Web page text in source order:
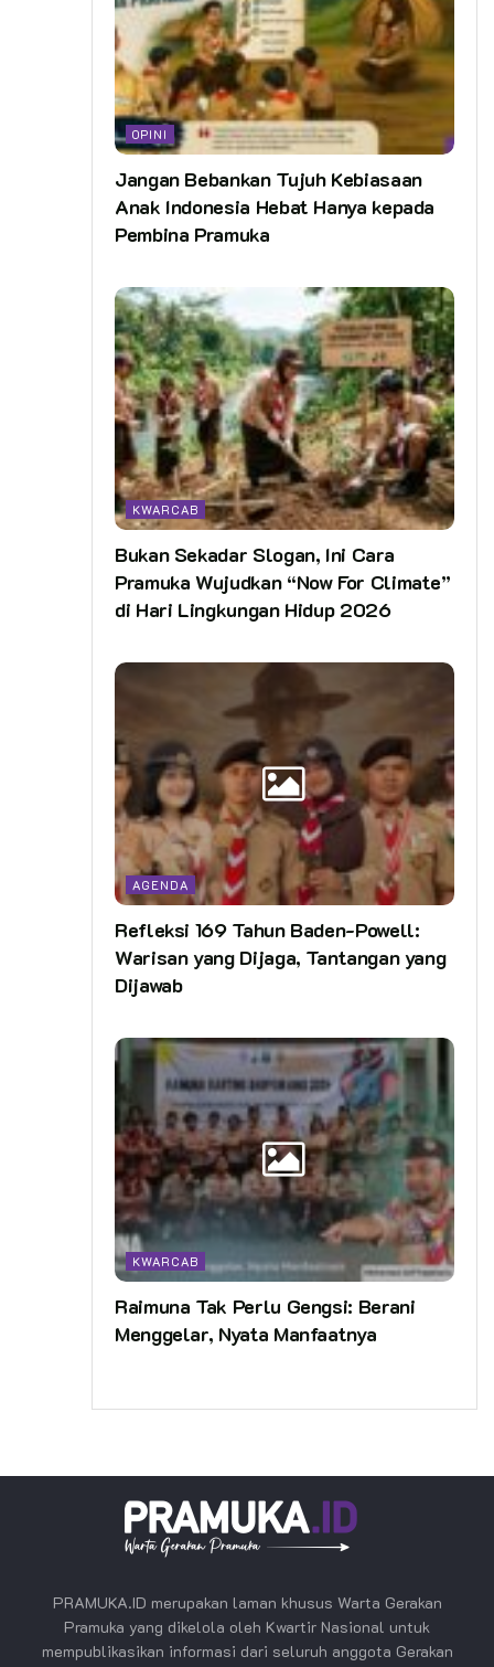
OPINI
Jangan Bebankan Tujuh Kebiasaan
Anak Indonesia Hebat Hanya kepada
Pembina Pramuka
KWARCAB
Bukan Sekadar Slogan, Ini Cara
Pramuka Wujudkan “Now For Climate”
di Hari Lingkungan Hidup 2026
AGENDA
Refleksi 169 Tahun Baden-Powell:
Warisan yang Dijaga, Tantangan yang
Dijawab
KWARCAB
Raimuna Tak Perlu Gengsi: Berani
Menggelar, Nyata Manfaatnya
PRAMUKA.ID merupakan laman khusus Warta Gerakan
Pramuka yang dikelola oleh Kwartir Nasional untuk
mempublikasikan informasi dari seluruh anggota Gerakan